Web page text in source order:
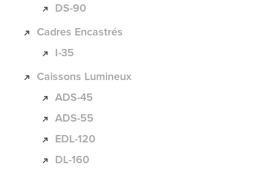
DS-90
Cadres Encastrés
I-35
Caissons Lumineux
ADS-45
ADS-55
EDL-120
DL-160